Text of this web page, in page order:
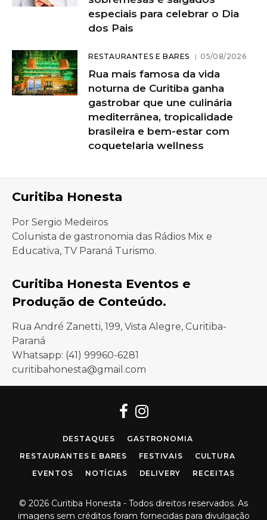
especiais para celebrar o Dia
dos Pais
RESTAURANTES E BARES 05/08/2026
Rua mais famosa da vida
noturna de Curitiba ganha
gastrobar que une culinária
mediterrânea, tropicalidade
brasileira e bem-estar com
coquetelaria wellness
Curitiba Honesta
Por Sergio Medeiros
Colunista de gastronomia das Rádios Mix e
Educativa, TV Paraná Turismo.
Curitiba Honesta Eventos e
Produção de Conteúdo.
Rua André Zanetti, 199, Vista Alegre, Curitiba-
Paraná
Whatsapp: (41) 99960-6281
curitibahonesta@gmail.com
Facebook
Instagram
DESTAQUES
GASTRONOMIA
RESTAURANTES E BARES
FESTIVAIS
CULTURA
EVENTOS
NOTÍCIAS DELIVERY RECEITAS
© 2026 Curitiba Honesta - Todos direitos reservados. As
imagens sem créditos foram fornecidas para divulgação